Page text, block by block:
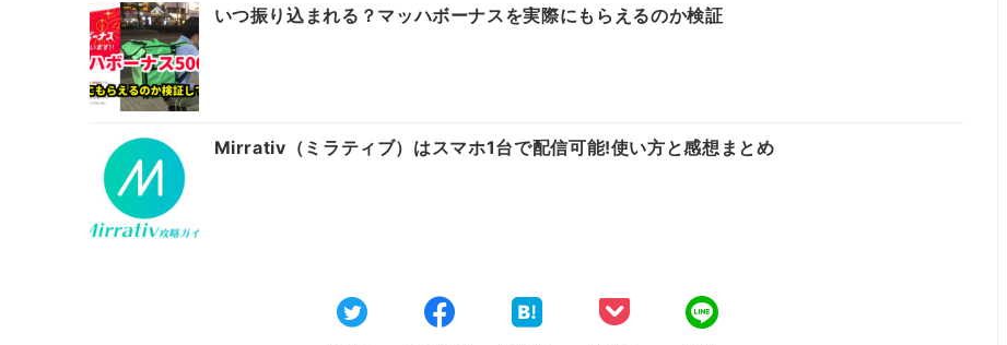
いつ振り込まれる？マッハボーナスを実際にもらえるのか検証
Mirrativ（ミラティブ）はスマホ1台で配信可能!使い方と感想まとめ